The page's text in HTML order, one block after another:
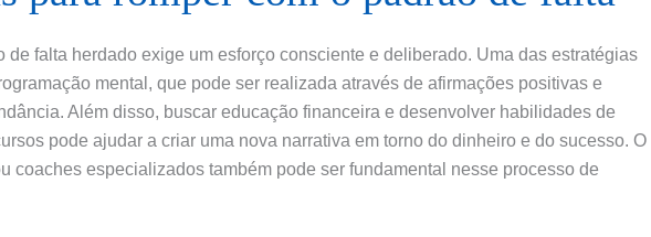
de falta herdado exige um esforço consciente e deliberado. Uma das estratégias
mental, que pode ser realizada através de afirmações positivas e
Além disso, buscar educação financeira e desenvolver habilidades de
pode ajudar a criar uma nova narrativa em torno do dinheiro e do sucesso. O
coaches especializados também pode ser fundamental nesse processo de